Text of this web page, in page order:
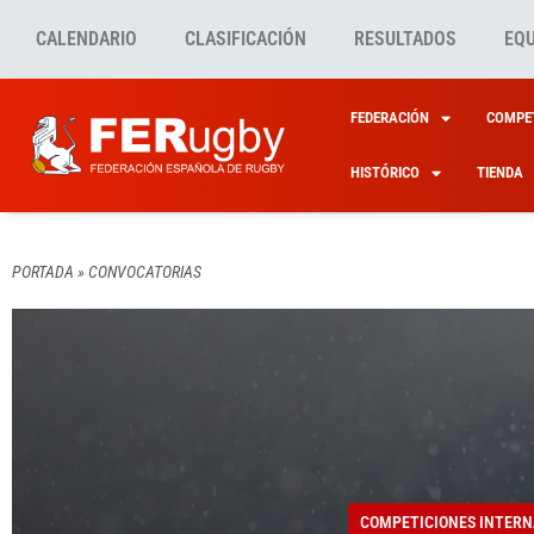
CALENDARIO CLASIFICACIÓN RESULTADOS
FEDERACIÓN
HISTÓRICO TIENDA
PORTADA » CONVOCATORIAS
LOS
6
COMPETICIONES